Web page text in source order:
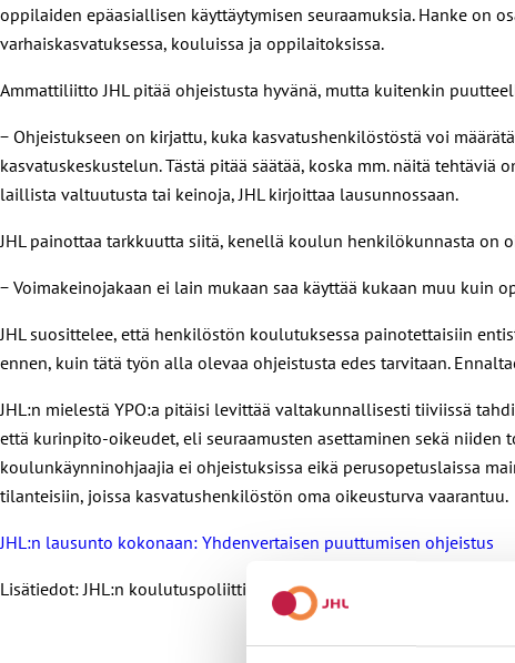
oppilaiden epäasiallisen käyttäytymisen seuraamuksia. Hanke on
varhaiskasvatuksessa, kouluissa ja oppilaitoksissa.
Ammattiliitto JHL pitää ohjeistusta hyvänä, mutta kuitenkin
− Ohjeistukseen on kirjattu, kuka kasvatushenkilöstöstä voi
kasvatuskeskustelun. Tästä pitää säätää, koska mm. näitä
laillista valtuutusta tai keinoja, JHL kirjoittaa lausunnossaan.
JHL painottaa tarkkuutta siitä, kenellä koulun henkilökunnasta
− Voimakeinojakaan ei lain mukaan saa käyttää kukaan muu kuin
JHL suosittelee, että henkilöstön koulutuksessa painotettaisiin
ennen, kuin tätä työn alla olevaa ohjeistusta edes tarvitaan.
JHL:n mielestä YPO:a pitäisi levittää valtakunnallisesti tiiviissä
että kurinpito-oikeudet, eli seuraamusten asettaminen sekä
koulunkäynninohjaajia ei ohjeistuksissa eikä perusopetuslaissa
tilanteisiin, joissa kasvatushenkilöstön oma oikeusturva vaarantuu.
JHL:n lausunto kokonaan: Yhdenvertaisen puuttumisen ohjeistus
Lisätiedot: JHL:n koulutuspoliittinen asiantuntija Hanna Takolander,